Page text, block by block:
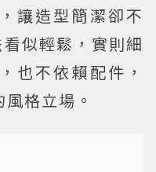
讓造型簡潔卻不
似輕鬆，實則細
也不依賴配件，
格立場。